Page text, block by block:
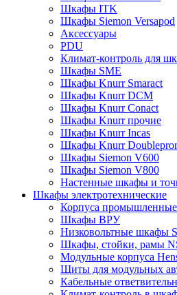
Шкафы ITK
Шкафы Siemon Versapod
Аксессуары
PDU
Климат-контроль для
Шкафы SME
Шкафы Knurr Smaract
Шкафы Knurr DCM
Шкафы Knurr Conact
Шкафы Knurr прочие
Шкафы Knurr Incas
Шкафы Knurr
Шкафы Siemon V600
Шкафы Siemon V800
Настенные шкафы и
Шкафы электротехнические
Корпуса промышленные
Шкафы ВРУ
Низковольтные шкафы
Шкафы, стойки, рамы
Модульные корпуса
Щиты для модульных
Кабельные